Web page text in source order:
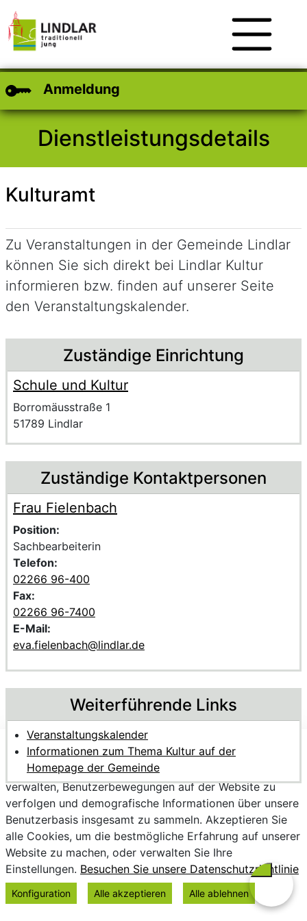
Anmeldung
Dienstleistungsdetails
Kulturamt
Kurzbeschreibung
Zu Veranstaltungen in der Gemeinde Lindlar
können Sie sich direkt bei Lindlar Kultur
informieren bzw. finden auf unserer Seite
den Veranstaltungskalender.
Beschreibung
Zuständige Einrichtung
Name der Einrichtung
Schule und Kultur
Anschrift der Einrichtung
Strasse und Hausnummer
Borromäusstraße 1
PLZ und Ort
51789 Lindlar
Zuständige Kontaktpersonen
Beschreibung der zuständigen KontaktpersonFrau
Voller Name:
Frau Fielenbach
Position:
Sachbearbeiterin
Telefon:
02266 96-400
Fax:
02266 96-7400
E-Mail:
eva.fielenbach@lindlar.de
Weiterführende Links
Veranstaltungskalender
Informationen zum Thema Kultur auf der
Homepage der Gemeinde
Wir verwenden Cookies, um personalisierte Inhalte
bereitzustellen, Trends zu analysieren, die Website zu
verwalten, Benutzerbewegungen auf der Website zu
verfolgen und demografische Informationen über unsere
Benutzerbasis insgesamt zu sammeln. Akzeptieren Sie
alle Cookies, um die bestmögliche Erfahrung auf unserer
Website zu machen, oder verwalten Sie Ihre
Einstellungen. Besuchen Sie unsere Datenschutzrichtlinie
Konfiguration Alle akzeptieren Alle ablehnen